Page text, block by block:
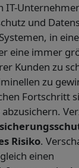
IT-
und
in
eine immer
Kunden zu
zu
Fortschritt
Risiko.
einen